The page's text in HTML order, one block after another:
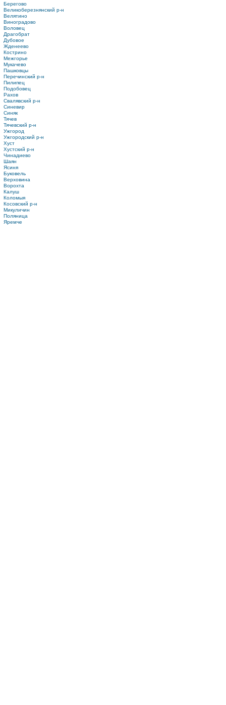
Берегово
Великоберезнянский р-н
Велятино
Виноградово
Воловец
Драгобрат
Дубовое
Жденеево
Кострино
Межгорье
Мукачево
Пашковцы
Перечинский р-н
Пилипец
Подобовец
Рахов
Свалявский р-н
Синевир
Синяк
Тячев
Тячевский р-н
Ужгород
Ужгородский р-н
Хуст
Хустский р-н
Чинадиево
Шаян
Ясиня
Буковель
Верховина
Ворохта
Калуш
Коломыя
Косовский р-н
Микуличин
Поляница
Яремче